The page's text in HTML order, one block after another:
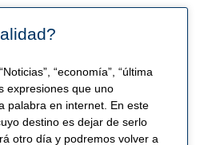
“economía”, “última
expresiones que uno
palabra en internet. En este
destino es dejar de serlo
otro día y podremos volver a